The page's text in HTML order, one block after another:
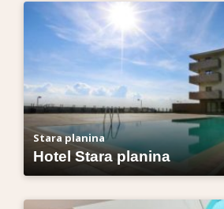
Stara planina
Hotel Stara planina